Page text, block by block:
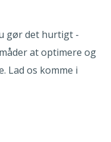
gør det hurtigt -
at optimere og
Lad os komme i